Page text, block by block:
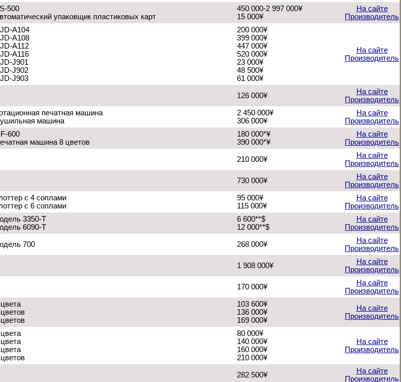
500
упаковщик пластиковых карт
450 000-2 997 000¥
15 000¥
На сайте
Производитель
A104
A108
A112
A116
J901
J902
J903
200 000¥
399 000¥
447 000¥
520 000¥
23 000¥
48 500¥
61 000¥
На сайте
Производитель
126 000¥
На сайте
Производитель
печатная машина
машина
2 450 000¥
306 000¥
На сайте
Производитель
600
машина 8 цветов
180 000*¥
390 000*¥
На сайте
Производитель
210 000¥
На сайте
Производитель
730 000¥
На сайте
Производитель
с 4 соплами
с 6 соплами
95 000¥
115 000¥
На сайте
Производитель
3350-T
6090-T
6 600**$
12 000**$
На сайте
Производитель
700 268 000¥
На сайте
Производитель
1 908 000¥
На сайте
Производитель
170 000¥
На сайте
Производитель
103 600¥
136 000¥
169 000¥
На сайте
Производитель
80 000¥
140 000¥
160 000¥
210 000¥
На сайте
Производитель
282 500¥
На сайте
Производитель